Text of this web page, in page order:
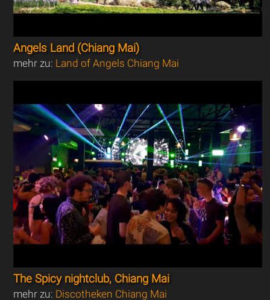
Angels Land (Chiang Mai)
mehr zu: Land of Angels Chiang Mai
The Spicy nightclub, Chiang Mai
mehr zu: Discotheken Chiang Mai